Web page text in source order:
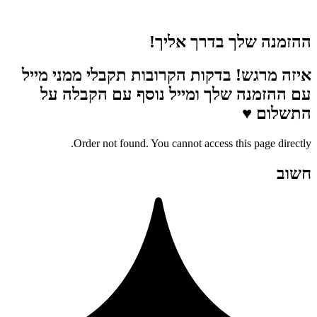
ההזמנה שלך בדרך אליך!
איזה מרגש! בדקות הקרובות תקבלי ממני מייל
עם ההזמנה שלך ומייל נוסף עם הקבלה על
התשלום ♥
Order not found. You cannot access this page directly.
חשוב